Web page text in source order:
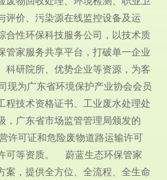
评价、污染源在线监控设备及运
合性环保科技服务公司，以技术质
管家服务共享平台，打破单一企业
科研院所、优势企业等资源，为客
为广东省环境保护产业协会会员
程技术资格证书、工业废水处理处
，广东省市场监管管理局颁发的
许可证和危险废物道路运输许可
可等资质。 蔚蓝生态环保管家
，提供全方位、全流程、全生命